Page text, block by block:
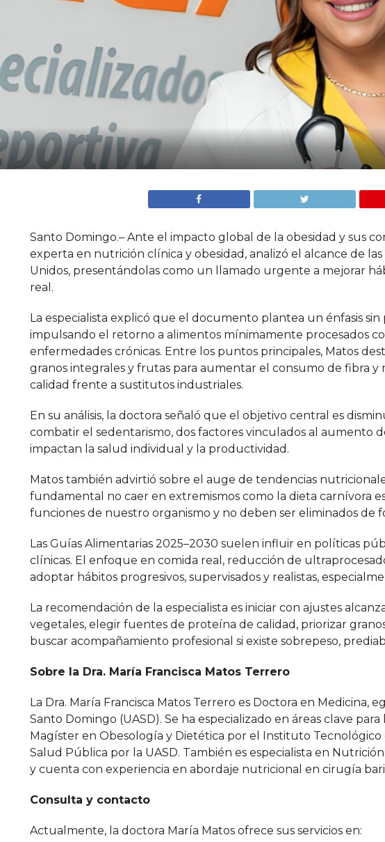
Santo Domingo.– Ante el impacto global de la obesidad y sus
experta en nutrición clínica y obesidad, analizó el alcance de
Unidos, presentándolas como un llamado urgente a mejorar
real.
La especialista explicó que el documento plantea un énfasis
impulsando el retorno a alimentos mínimamente procesados
enfermedades crónicas. Entre los puntos principales, Matos
granos integrales y frutas para aumentar el consumo de fibra y
calidad frente a sustitutos industriales.
En su análisis, la doctora señaló que el objetivo central es
combatir el sedentarismo, dos factores vinculados al aumento
impactan la salud individual y la productividad.
Matos también advirtió sobre el auge de tendencias
fundamental no caer en extremismos como la dieta carnívora
funciones de nuestro organismo y no deben ser eliminados de
Las Guías Alimentarias 2025–2030 suelen influir en políticas
clínicas. El enfoque en comida real, reducción de
adoptar hábitos progresivos, supervisados y realistas,
La recomendación de la especialista es iniciar con ajustes
vegetales, elegir fuentes de proteína de calidad, priorizar
buscar acompañamiento profesional si existe sobrepeso,
Sobre la Dra. María Francisca Matos Terrero
La Dra. María Francisca Matos Terrero es Doctora en Medicina,
Santo Domingo (UASD). Se ha especializado en áreas clave
Magíster en Obesología y Dietética por el Instituto
Salud Pública por la UASD. También es especialista en
y cuenta con experiencia en abordaje nutricional en cirugía
Consulta y contacto
Actualmente, la doctora María Matos ofrece sus servicios en: